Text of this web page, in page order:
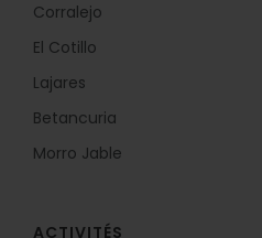
Corralejo
El Cotillo
Lajares
Betancuria
Morro Jable
ACTIVITÉS